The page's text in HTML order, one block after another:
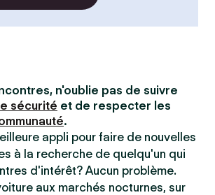
n'oublie pas de suivre
sécurité et de respecter les
.
appli pour faire de nouvelles
à la recherche de quelqu'un qui
d'intérêt? Aucun problème.
aux marchés nocturnes, sur